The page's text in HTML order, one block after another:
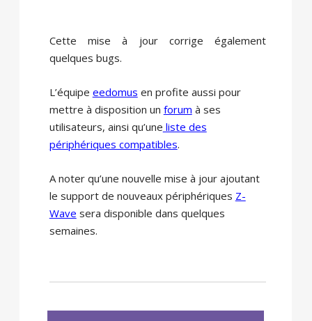
Cette mise à jour corrige également
quelques bugs.
L’équipe eedomus en profite aussi pour
mettre à disposition un forum à ses
utilisateurs, ainsi qu’une liste des
périphériques compatibles.
A noter qu’une nouvelle mise à jour ajoutant
le support de nouveaux périphériques Z-
Wave sera disponible dans quelques
semaines.